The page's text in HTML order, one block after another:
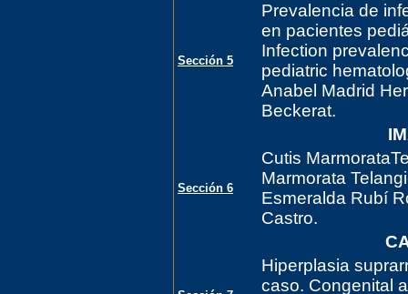
Sección 5
Prevalencia de
en pacientes
Infection
pediatric
Anabel Madrid
Beckerat.
Sección 6
Cutis
Marmorata
Esmeralda Rubí
Castro.
Hiperplasia
caso. Congenital